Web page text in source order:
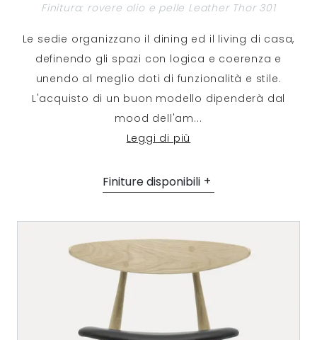
Finitura: rovere olio e pelle Leather Thor 301
Le sedie organizzano il dining ed il living di casa,
definendo gli spazi con logica e coerenza e
unendo al meglio doti di funzionalità e stile.
L'acquisto di un buon modello dipenderà dal
mood dell'am...
Leggi di più
Finiture disponibili